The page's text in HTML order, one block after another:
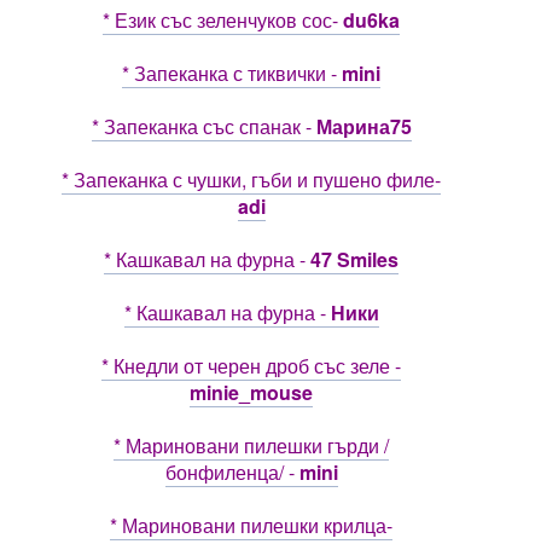
* Език със зеленчуков сос-du6ka
* Запеканка с тиквички - mini
* Запеканка със спанак - Марина75
* Запеканка с чушки, гъби и пушено филе-
adi
* Кашкавал на фурна -47 Smiles
* Кашкавал на фурна - Ники
* Кнедли от черен дроб със зеле -
minie_mouse
* Мариновани пилешки гърди /
бонфиленца/ - mini
* Мариновани пилешки крилца-